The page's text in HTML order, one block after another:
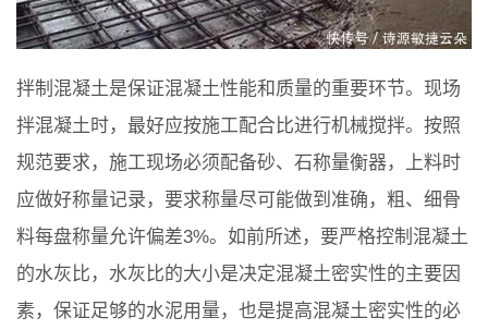
拌制混凝土是保证混凝土性能和质量的重要环节。现场
拌混凝土时，最好应按施工配合比进行机械搅拌。按照
规范要求，施工现场必须配备砂、石称量衡器，上料时
应做好称量记录，要求称量尽可能做到准确，粗、细骨
料每盘称量允许偏差3%。如前所述，要严格控制混凝土
的水灰比，水灰比的大小是决定混凝土密实性的主要因
素，保证足够的水泥用量，也是提高混凝土密实性的必